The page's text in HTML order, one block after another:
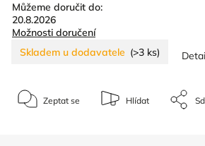
Můžeme doručit do:
20.8.2026
Možnosti doručení
Skladem u dodavatele (>3 ks)
Zeptat se Hlídat